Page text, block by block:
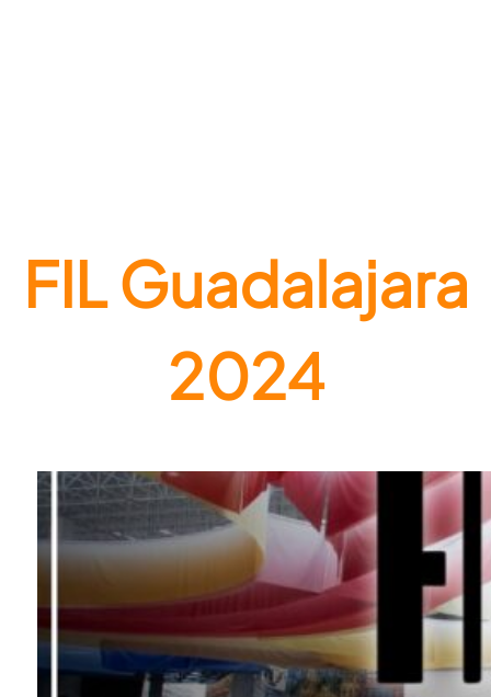
FIL Guadalajara
2024